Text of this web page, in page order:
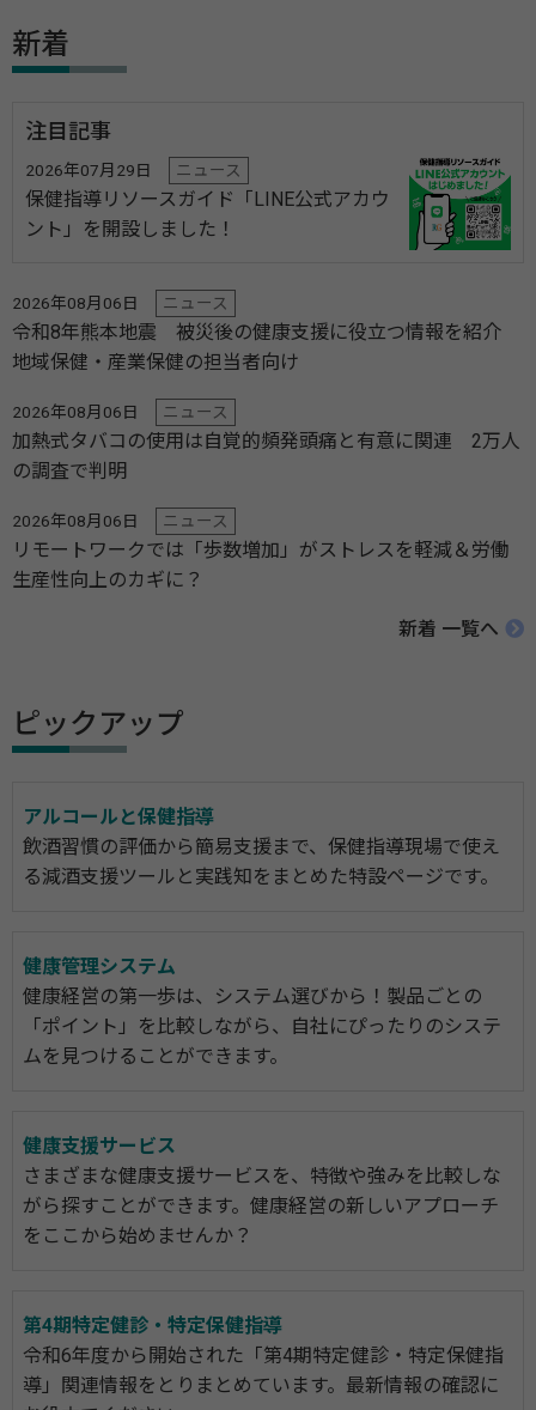
新着
注目記事
2026年07月29日 ニュース
保健指導リソースガイド「LINE公式アカウ
ント」を開設しました！
2026年08月06日 ニュース
令和8年熊本地震 被災後の健康支援に役立つ情報を紹介
地域保健・産業保健の担当者向け
2026年08月06日 ニュース
加熱式タバコの使用は自覚的頻発頭痛と有意に関連 2万人
の調査で判明
2026年08月06日 ニュース
リモートワークでは「歩数増加」がストレスを軽減＆労働
生産性向上のカギに？
新着 一覧へ
ピックアップ
アルコールと保健指導
飲酒習慣の評価から簡易支援まで、保健指導現場で使え
る減酒支援ツールと実践知をまとめた特設ページです。
健康管理システム
健康経営の第一歩は、システム選びから！製品ごとの
「ポイント」を比較しながら、自社にぴったりのシステ
ムを見つけることができます。
健康支援サービス
さまざまな健康支援サービスを、特徴や強みを比較しな
がら探すことができます。健康経営の新しいアプローチ
をここから始めませんか？
第4期特定健診・特定保健指導
令和6年度から開始された「第4期特定健診・特定保健指
導」関連情報をとりまとめています。最新情報の確認に